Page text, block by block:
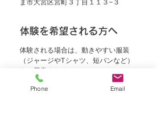
ま市大宮区宮町３丁目１１３−３
体験を希望される方へ
体験される場合は、動きやすい服装
（ジャージやTシャツ、短パンなど）
をご用意ください。
Phone Email